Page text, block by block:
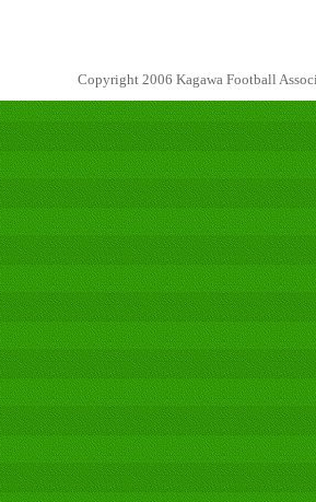
Copyright 2006 Kagawa Football